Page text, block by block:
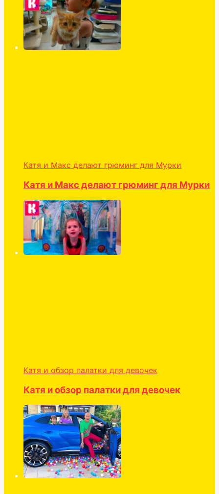
Катя и Макс делают грюминг для Мурки
Катя и Макс делают грюминг для Мурки
Катя и обзор палатки для девочек
Катя и обзор палатки для девочек